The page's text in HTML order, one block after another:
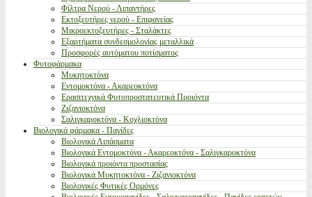
Φίλτρα Νερού - Λιπαντήρες
Εκτοξευτήρες νερού - Επιφανείας
Μικροεκτοξευτήρες - Σταλάκτες
Εξαρτήματα συνδεσμολογίας μεταλλικά
Προσφορές αυτόματου ποτίσματος
Φυτοφάρμακα
Μυκητοκτόνα
Εντομοκτόνα - Ακαρεοκτόνα
Ερασιτεχνικά Φυτοπροστατευτικά Προιόντα
Ζιζανιοκτόνα
Σαλιγκαροκτόνα - Κοχλιοκτόνα
Βιολογικά φάρμακα - Παγίδες
Βιολογικά Λιπάσματα
Βιολογικά Εντομοκτόνα - Ακαρεοκτόνα - Σαλιγκαροκτόνα
Βιολογικά προιόντα προστασίας
Βιολογικά Μυκητοκτόνα - Ζιζανιοκτόνα
Βιολογικές Φυτικές Ορμόνες